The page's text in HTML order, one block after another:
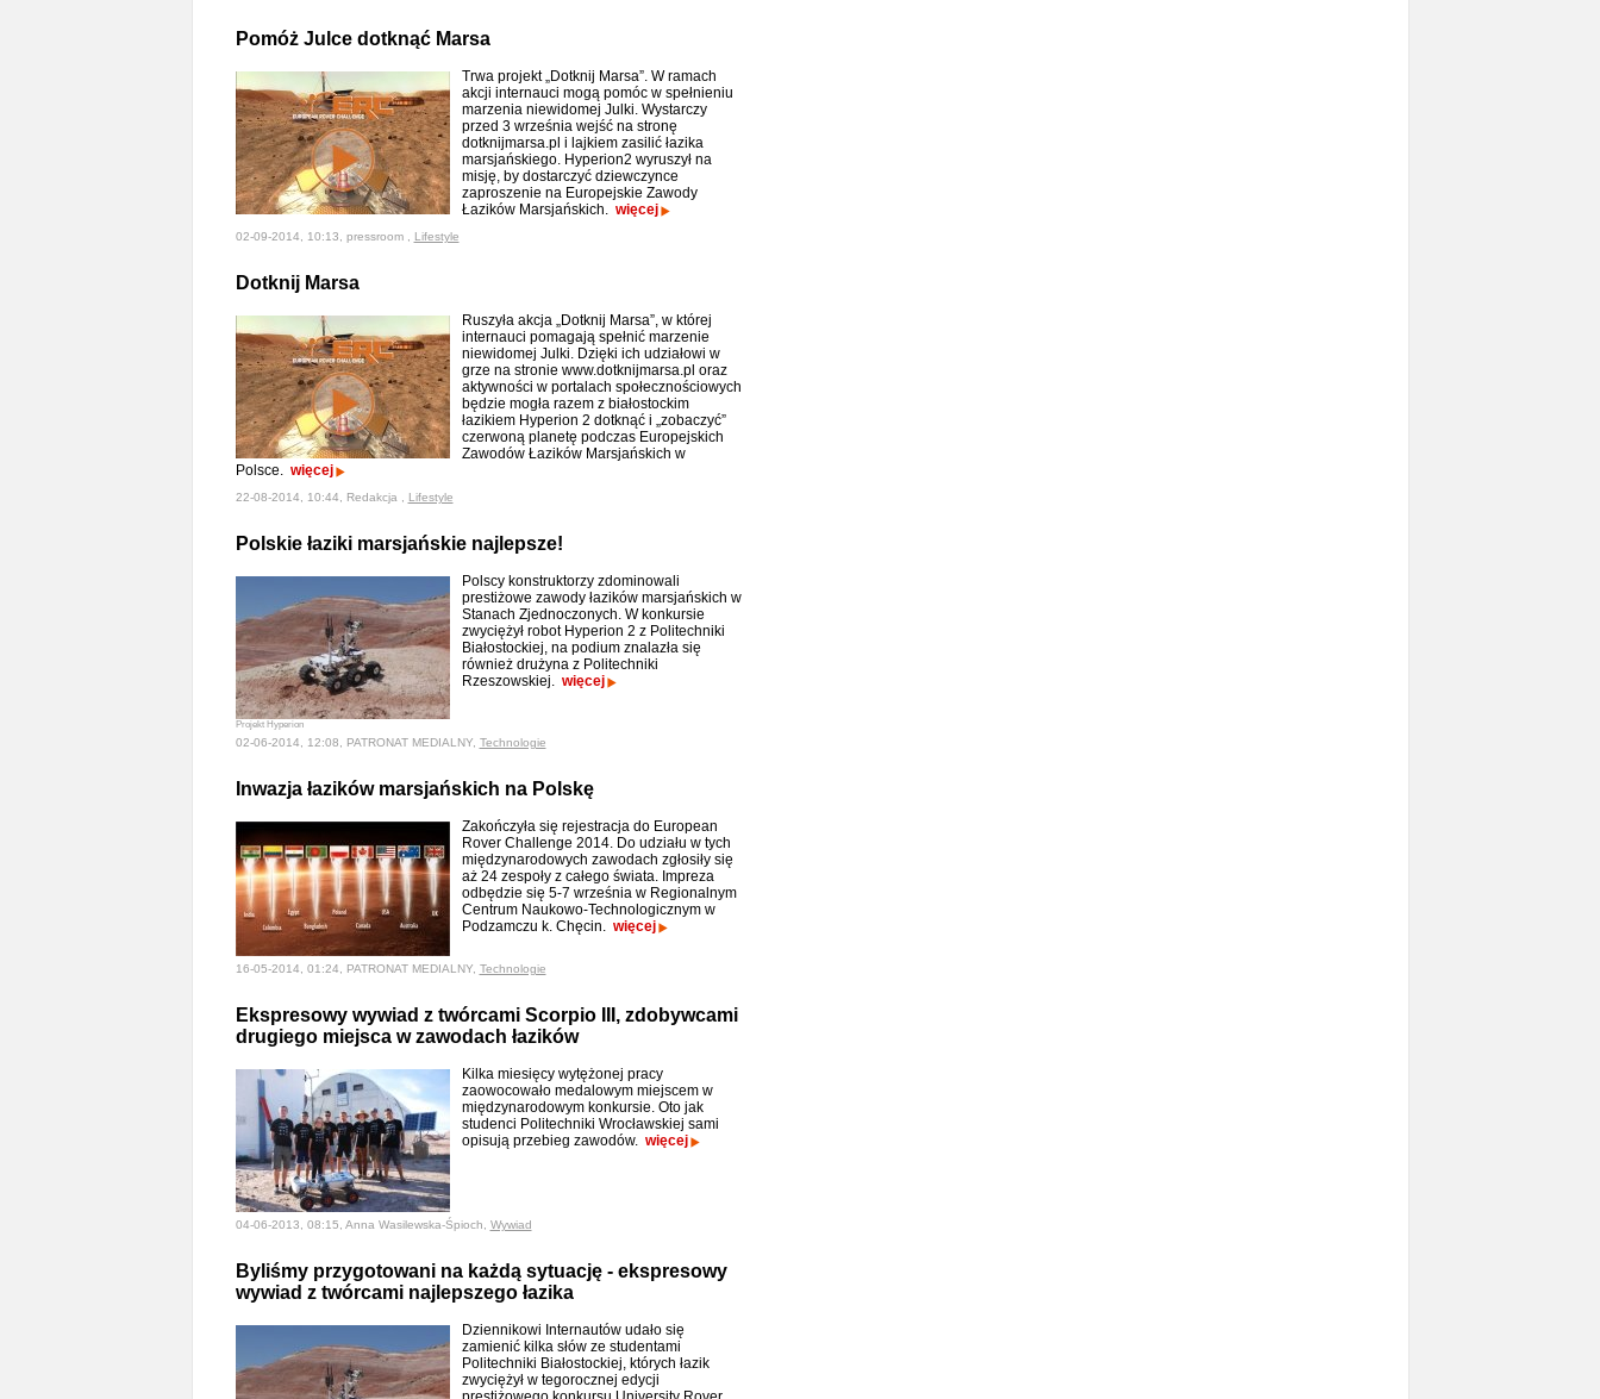
Pomóż Julce dotknąć Marsa
Trwa projekt „Dotknij Marsa”. W ramach
akcji internauci mogą pomóc w spełnieniu
marzenia niewidomej Julki. Wystarczy
przed 3 września wejść na stronę
dotknijmarsa.pl i lajkiem zasilić łazika
marsjańskiego. Hyperion2 wyruszył na
misję, by dostarczyć dziewczynce
zaproszenie na Europejskie Zawody
Łazików Marsjańskich. więcej
02-09-2014, 10:13, pressroom , Lifestyle
Dotknij Marsa
Ruszyła akcja „Dotknij Marsa”, w której
internauci pomagają spełnić marzenie
niewidomej Julki. Dzięki ich udziałowi w
grze na stronie www.dotknijmarsa.pl oraz
aktywności w portalach społecznościowych
będzie mogła razem z białostockim
łazikiem Hyperion 2 dotknąć i „zobaczyć”
czerwoną planetę podczas Europejskich
Zawodów Łazików Marsjańskich w
Polsce. więcej
22-08-2014, 10:44, Redakcja , Lifestyle
Polskie łaziki marsjańskie najlepsze!
Projekt Hyperion
Polscy konstruktorzy zdominowali
prestiżowe zawody łazików marsjańskich w
Stanach Zjednoczonych. W konkursie
zwyciężył robot Hyperion 2 z Politechniki
Białostockiej, na podium znalazła się
również drużyna z Politechniki
Rzeszowskiej. więcej
02-06-2014, 12:08, PATRONAT MEDIALNY, Technologie
Inwazja łazików marsjańskich na Polskę
Zakończyła się rejestracja do European
Rover Challenge 2014. Do udziału w tych
międzynarodowych zawodach zgłosiły się
aż 24 zespoły z całego świata. Impreza
odbędzie się 5-7 września w Regionalnym
Centrum Naukowo-Technologicznym w
Podzamczu k. Chęcin. więcej
16-05-2014, 01:24, PATRONAT MEDIALNY, Technologie
Ekspresowy wywiad z twórcami Scorpio III, zdobywcami
drugiego miejsca w zawodach łazików
Kilka miesięcy wytężonej pracy
zaowocowało medalowym miejscem w
międzynarodowym konkursie. Oto jak
studenci Politechniki Wrocławskiej sami
opisują przebieg zawodów. więcej
04-06-2013, 08:15, Anna Wasilewska-Śpioch, Wywiad
Byliśmy przygotowani na każdą sytuację - ekspresowy
wywiad z twórcami najlepszego łazika
Dziennikowi Internautów udało się
zamienić kilka słów ze studentami
Politechniki Białostockiej, których łazik
zwyciężył w tegorocznej edycji